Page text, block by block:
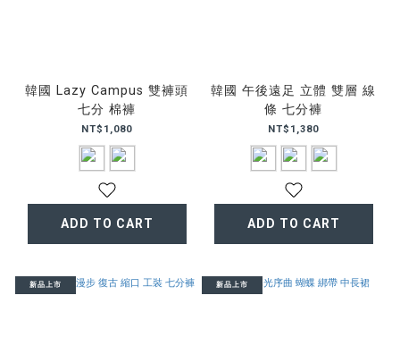
韓國 Lazy Campus 雙褲頭
七分 棉褲
NT$1,080
ADD TO CART
韓國 午後遠足 立體 雙層 線
條 七分褲
NT$1,380
ADD TO CART
新品上市 新品上市